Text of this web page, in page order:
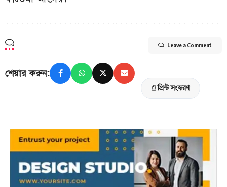
Leave a Comment
শেয়ার করুন:
⎙ প্রিন্ট সংস্করণ